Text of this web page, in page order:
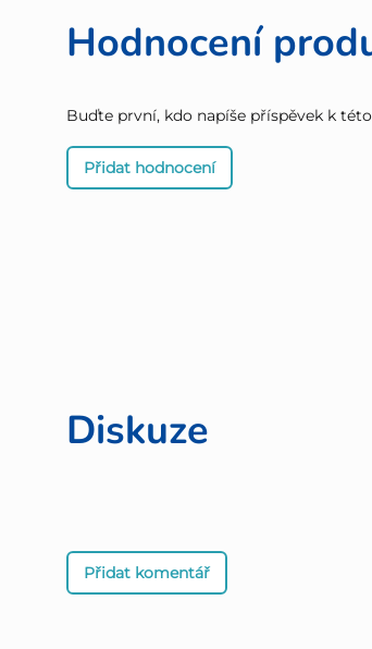
Hodnocení
Buďte první, kdo napíše příspěvek k
Přidat hodnocení
Diskuze
Přidat komentář